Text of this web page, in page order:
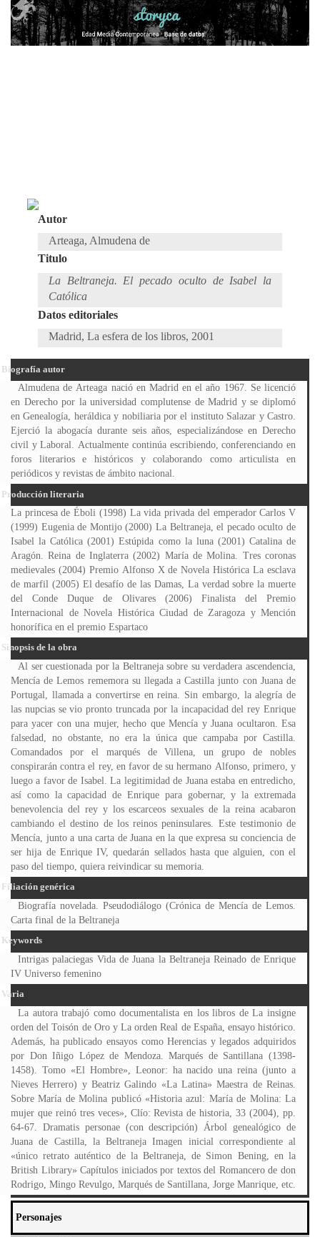
Autor
Arteaga, Almudena de
Titulo
La Beltraneja. El pecado oculto de Isabel la
Católica
Datos editoriales
Madrid, La esfera de los libros, 2001
Biografía autor
Almudena de Arteaga nació en Madrid en el año 1967. Se licenció
en Derecho por la universidad complutense de Madrid y se diplomó
en Genealogía, heráldica y nobiliaria por el instituto Salazar y Castro.
Ejerció la abogacía durante seis años, especializándose en Derecho
civil y Laboral. Actualmente continúa escribiendo, conferenciando en
foros literarios e históricos y colaborando como articulista en
periódicos y revistas de ámbito nacional.
Producción literaria
La princesa de Éboli (1998) La vida privada del emperador Carlos V
(1999) Eugenia de Montijo (2000) La Beltraneja, el pecado oculto de
Isabel la Católica (2001) Estúpida como la luna (2001) Catalina de
Aragón. Reina de Inglaterra (2002) María de Molina. Tres coronas
medievales (2004) Premio Alfonso X de Novela Histórica La esclava
de marfil (2005) El desafío de las Damas, La verdad sobre la muerte
del Conde Duque de Olivares (2006) Finalista del Premio
Internacional de Novela Histórica Ciudad de Zaragoza y Mención
honorífica en el premio Espartaco
Sinopsis de la obra
Al ser cuestionada por la Beltraneja sobre su verdadera ascendencia,
Mencía de Lemos rememora su llegada a Castilla junto con Juana de
Portugal, llamada a convertirse en reina. Sin embargo, la alegría de
las nupcias se vio pronto truncada por la incapacidad del rey Enrique
para yacer con una mujer, hecho que Mencía y Juana ocultaron. Esa
falsedad, no obstante, no era la única que campaba por Castilla.
Comandados por el marqués de Villena, un grupo de nobles
conspirarán contra el rey, en favor de su hermano Alfonso, primero, y
luego a favor de Isabel. La legitimidad de Juana estaba en entredicho,
así como la capacidad de Enrique para gobernar, y la extremada
benevolencia del rey y los escarceos sexuales de la reina acabaron
cambiando el destino de los reinos peninsulares. Este testimonio de
Mencía, junto a una carta de Juana en la que expresa su conciencia de
ser hija de Enrique IV, quedarán sellados hasta que alguien, con el
paso del tiempo, quiera reivindicar su memoria.
Filiación genérica
Biografía novelada. Pseudodiálogo (Crónica de Mencía de Lemos.
Carta final de la Beltraneja
Keywords
Intrigas palaciegas Vida de Juana la Beltraneja Reinado de Enrique
IV Universo femenino
Varia
La autora trabajó como documentalista en los libros de La insigne
orden del Toisón de Oro y La orden Real de España, ensayo histórico.
Además, ha publicado ensayos como Herencias y legados adquiridos
por Don Iñigo López de Mendoza. Marqués de Santillana (1398-
1458). Tomo «El Hombre», Leonor: ha nacido una reina (junto a
Nieves Herrero) y Beatriz Galindo «La Latina» Maestra de Reinas.
Sobre María de Molina publicó «Historia azul: María de Molina: La
mujer que reinó tres veces», Clío: Revista de historia, 33 (2004), pp.
64-67. Dramatis personae (con descripción) Árbol genealógico de
Juana de Castilla, la Beltraneja Imagen inicial correspondiente al
«único retrato auténtico de la Beltraneja, de Simon Bening, en la
British Library» Capítulos iniciados por textos del Romancero de don
Rodrigo, Mingo Revulgo, Marqués de Santillana, Jorge Manrique, etc.
Personajes